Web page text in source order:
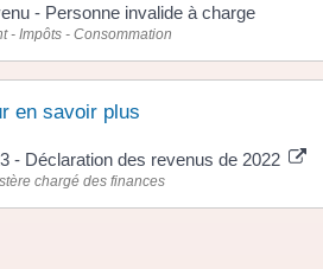
- Personne invalide à charge
- Impôts - Consommation
en savoir plus
- Déclaration des revenus de 2022
chargé des finances